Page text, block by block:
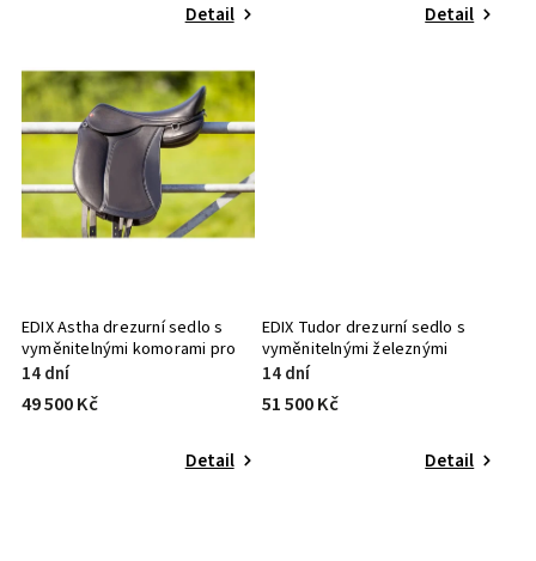
Detail Detail
EDIX Astha drezurní sedlo s
vyměnitelnými komorami pro
islandská plemena Soft Tree
14 dní
49 500 Kč
Detail
EDIX Tudor drezurní sedlo s
vyměnitelnými železnými
komorami Soft Tree
14 dní
51 500 Kč
Detail